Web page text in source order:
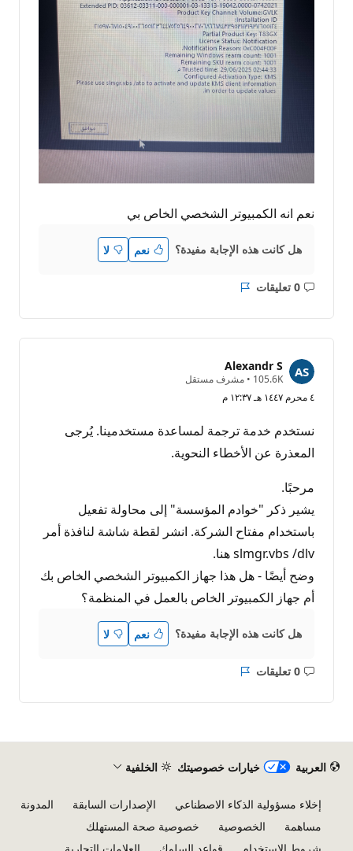
نعم انه الكمبيوتر الشخصي الخاص بي
هل كانت هذه الإجابة مفيدة؟ نعم لا
0 تعليقات ليست
التقرير
Alexandr S
105.6K ن
ا
ل
سُ
م
• مشرف مستقل
٤ محرم ١٤٤٧ هـ ١٢:٣٧ م
نستخدم خدمة ترجمة لمساعدة مستخدمينا. يُرجى
المعذرة عن الأخطاء النحوية.
مرحبًا.
يشير ذكر "خوادم المؤسسة" إلى محاولة تفعيل
باستخدام مفتاح الشركة. انشر لقطة شاشة لنافذة أمر
slmgr.vbs /dlv هنا.
وضح أيضًا - هل هذا جهاز الكمبيوتر الشخصي الخاص بك
أم جهاز الكمبيوتر الخاص بالعمل في المنظمة؟
هل كانت هذه الإجابة مفيدة؟ نعم لا
0 تعليقات ليست
التقرير
العربية خيارات خصوصيتك الخلفية
إخلاء مسؤولية الذكاء الاصطناعي الإصدارات السابقة
المدونة
مساهمة
الخصوصية
خصوصية صحة المستهلك